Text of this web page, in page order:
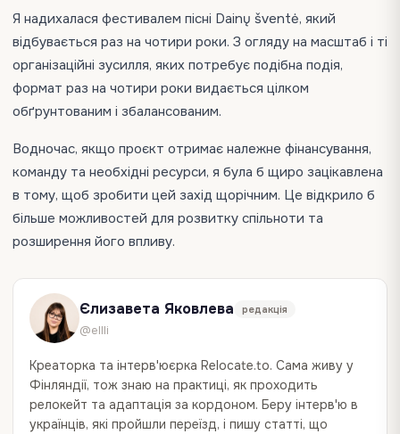
Я надихалася фестивалем пісні Dainų šventė, який
відбувається раз на чотири роки. З огляду на масштаб і ті
організаційні зусилля, яких потребує подібна подія,
формат раз на чотири роки видається цілком
обґрунтованим і збалансованим.
Водночас, якщо проєкт отримає належне фінансування,
команду та необхідні ресурси, я була б щиро зацікавлена
в тому, щоб зробити цей захід щорічним. Це відкрило б
більше можливостей для розвитку спільноти та
розширення його впливу.
Єлизавета Яковлева редакція
@ellli
Креаторка та інтерв'юєрка Relocate.to. Сама живу у
Фінляндії, тож знаю на практиці, як проходить
релокейт та адаптація за кордоном. Беру інтерв'ю в
українців, які пройшли переїзд, і пишу статті, що